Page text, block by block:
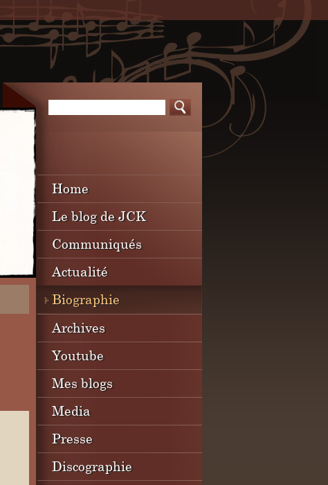
Home
Le blog de JCK
Communiqués
Actualité
Biographie
Archives
Youtube
Mes blogs
Media
Presse
Discographie